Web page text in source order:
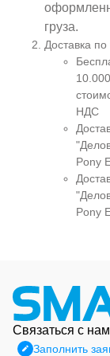
груза.
Доставка
НДС
Pony
Pony
Связаться с
Заполнить